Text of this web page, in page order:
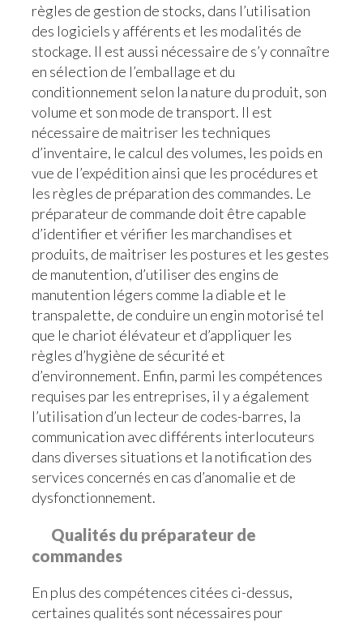
règles de gestion de stocks, dans l’utilisation
des logiciels y afférents et les modalités de
stockage. Il est aussi nécessaire de s’y connaître
en sélection de l’emballage et du
conditionnement selon la nature du produit, son
volume et son mode de transport. Il est
nécessaire de maitriser les techniques
d’inventaire, le calcul des volumes, les poids en
vue de l’expédition ainsi que les procédures et
les règles de préparation des commandes. Le
préparateur de commande doit être capable
d’identifier et vérifier les marchandises et
produits, de maitriser les postures et les gestes
de manutention, d’utiliser des engins de
manutention légers comme la diable et le
transpalette, de conduire un engin motorisé tel
que le chariot élévateur et d’appliquer les
règles d’hygiène de sécurité et
d’environnement. Enfin, parmi les compétences
requises par les entreprises, il y a également
l’utilisation d’un lecteur de codes-barres, la
communication avec différents interlocuteurs
dans diverses situations et la notification des
services concernés en cas d’anomalie et de
dysfonctionnement.
Qualités du préparateur de
commandes
En plus des compétences citées ci-dessus,
certaines qualités sont nécessaires pour